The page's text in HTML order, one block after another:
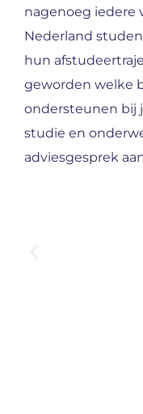
nagenoeg iedere
Nederland
hun
geworden welke
ondersteunen bij
studie en
adviesgesprek